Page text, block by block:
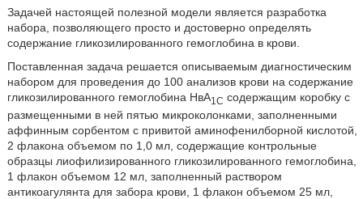
Задачей настоящей полезной модели является разработка
набора, позволяющего просто и достоверно определять
содержание гликозилированного гемоглобина в крови.
Поставленная задача решается описываемым диагностическим
набором для проведения до 100 анализов крови на содержание
гликозилированного гемоглобина НвА1C содержащим коробку с
размещенными в ней пятью микроколонками, заполненными
аффинным сорбентом с привитой аминофенилборной кислотой,
2 флакона объемом по 1,0 мл, содержащие контрольные
образцы лиофилизированного гликозилированного гемоглобина,
1 флакон объемом 12 мл, заполненный раствором
антикоагулянта для забора крови, 1 флакон объемом 25 мл,